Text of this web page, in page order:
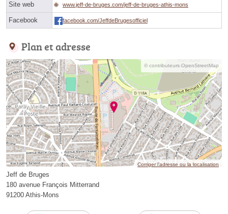
Site web www.jeff-de-bruges.com/jeff-de-bruges-athis-mons
Facebook facebook.com/JeffdeBrugesofficiel
Plan et adresse
© contributeurs OpenStreetMap
Corriger l’adresse ou la localisation
Jeff de Bruges
180 avenue François Mitterrand
91200 Athis-Mons